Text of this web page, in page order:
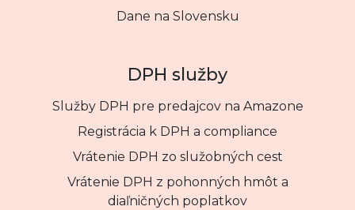
Dane na Slovensku
DPH služby
Služby DPH pre predajcov na Amazone
Registrácia k DPH a compliance
Vrátenie DPH zo služobných cest
Vrátenie DPH z pohonných hmôt a
diaľničných poplatkov